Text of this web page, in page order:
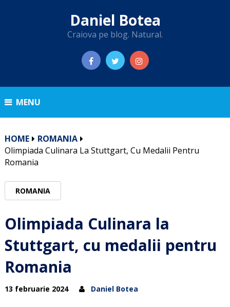
Daniel Botea
Craiova pe blog. Natural.
MENU
HOME
ROMANIA
Olimpiada Culinara La Stuttgart, Cu Medalii Pentru
Romania
ROMANIA
Olimpiada Culinara la
Stuttgart, cu medalii pentru
Romania
13 februarie 2024 Daniel Botea